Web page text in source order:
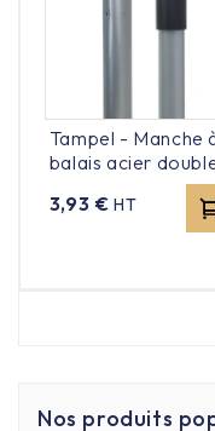
verrouillage est
utilisation.
Tampel - Manche
balais acier
fonction 140cm
3,93 € HTPrix
Nos produits